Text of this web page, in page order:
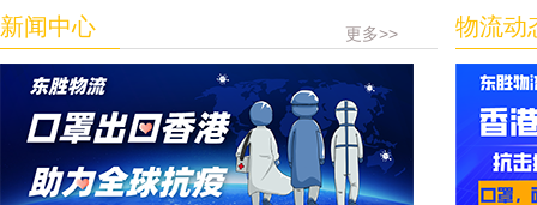
新闻中心 更多>> 物流动